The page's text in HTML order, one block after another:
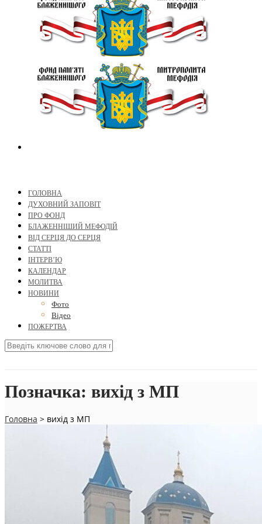
ГОЛОВНА
ДУХОВНИЙ ЗАПОВІТ
ПРО ФОНД
БЛАЖЕННІШИЙ МЕФОДІЙ
ВІД СЕРЦЯ ДО СЕРЦЯ
СТАТТІ
ІНТЕРВ’Ю
КАЛЕНДАР
МОЛИТВА
НОВИНИ
Фото
Відео
ПОЖЕРТВА
Позначка: вихід з МП
Головна > вихід з МП